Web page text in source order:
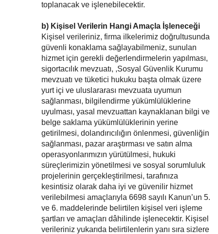
toplanacak ve işlenebilecektir.
b) Kişisel Verilerin Hangi Amaçla İşleneceği
Kişisel verileriniz, firma ilkelerimiz doğrultusunda
güvenli konaklama sağlayabilmeniz, sunulan
hizmet için gerekli değerlendirmelerin yapılması,
sigortacılık mevzuatı, ,Sosyal Güvenlik Kurumu
mevzuatı ve tüketici hukuku başta olmak üzere
yurt içi ve uluslararası mevzuata uyumun
sağlanması, bilgilendirme yükümlülüklerine
uyulması, yasal mevzuattan kaynaklanan bilgi ve
belge saklama yükümlülüklerinin yerine
getirilmesi, dolandırıcılığın önlenmesi, güvenliğin
sağlanması, pazar araştırması ve satın alma
operasyonlarımızın yürütülmesi, hukuki
süreçlerimizin yönetilmesi ve sosyal sorumluluk
projelerinin gerçekleştirilmesi, tarafınıza
kesintisiz olarak daha iyi ve güvenilir hizmet
verilebilmesi amaçlarıyla 6698 sayılı Kanun’un 5.
ve 6. maddelerinde belirtilen kişisel veri işleme
şartları ve amaçları dâhilinde işlenecektir. Kişisel
verileriniz yukarıda belirtilenlerin yanı sıra sizlere